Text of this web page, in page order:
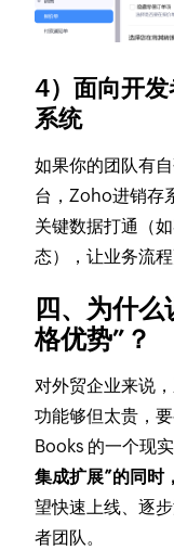
4）面向开
系统
如果你的团队有
台，Zoho进销存
关键数据打通（
态），让业务流
四、为什
格优势”？
对外贸企业来说
功能够但太贵，
Books 的一个现
集成扩展”的同时
望快速上线、逐
者团队。